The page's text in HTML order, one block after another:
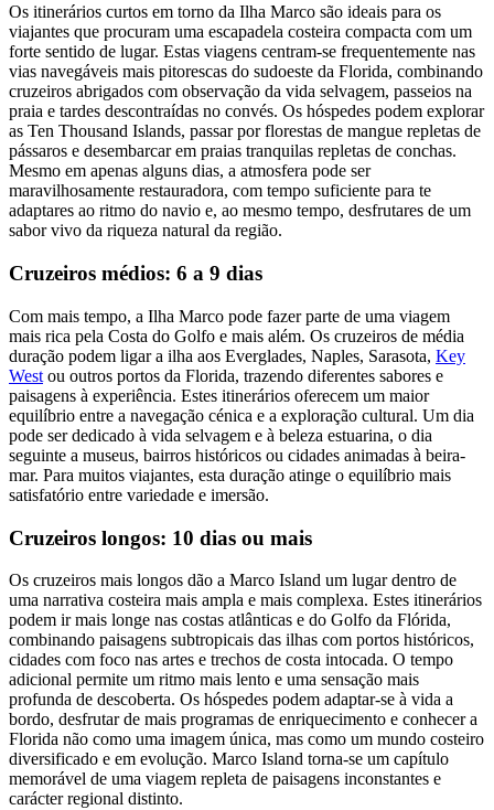
Os itinerários curtos em torno da Ilha Marco são ideais para os
viajantes que procuram uma escapadela costeira compacta com um
forte sentido de lugar. Estas viagens centram-se frequentemente nas
vias navegáveis mais pitorescas do sudoeste da Florida, combinando
cruzeiros abrigados com observação da vida selvagem, passeios na
praia e tardes descontraídas no convés. Os hóspedes podem explorar
as Ten Thousand Islands, passar por florestas de mangue repletas de
pássaros e desembarcar em praias tranquilas repletas de conchas.
Mesmo em apenas alguns dias, a atmosfera pode ser
maravilhosamente restauradora, com tempo suficiente para te
adaptares ao ritmo do navio e, ao mesmo tempo, desfrutares de um
sabor vivo da riqueza natural da região.
Cruzeiros médios: 6 a 9 dias
Com mais tempo, a Ilha Marco pode fazer parte de uma viagem
mais rica pela Costa do Golfo e mais além. Os cruzeiros de média
duração podem ligar a ilha aos Everglades, Naples, Sarasota, Key
West ou outros portos da Florida, trazendo diferentes sabores e
paisagens à experiência. Estes itinerários oferecem um maior
equilíbrio entre a navegação cénica e a exploração cultural. Um dia
pode ser dedicado à vida selvagem e à beleza estuarina, o dia
seguinte a museus, bairros históricos ou cidades animadas à beira-
mar. Para muitos viajantes, esta duração atinge o equilíbrio mais
satisfatório entre variedade e imersão.
Cruzeiros longos: 10 dias ou mais
Os cruzeiros mais longos dão a Marco Island um lugar dentro de
uma narrativa costeira mais ampla e mais complexa. Estes itinerários
podem ir mais longe nas costas atlânticas e do Golfo da Flórida,
combinando paisagens subtropicais das ilhas com portos históricos,
cidades com foco nas artes e trechos de costa intocada. O tempo
adicional permite um ritmo mais lento e uma sensação mais
profunda de descoberta. Os hóspedes podem adaptar-se à vida a
bordo, desfrutar de mais programas de enriquecimento e conhecer a
Florida não como uma imagem única, mas como um mundo costeiro
diversificado e em evolução. Marco Island torna-se um capítulo
memorável de uma viagem repleta de paisagens inconstantes e
carácter regional distinto.